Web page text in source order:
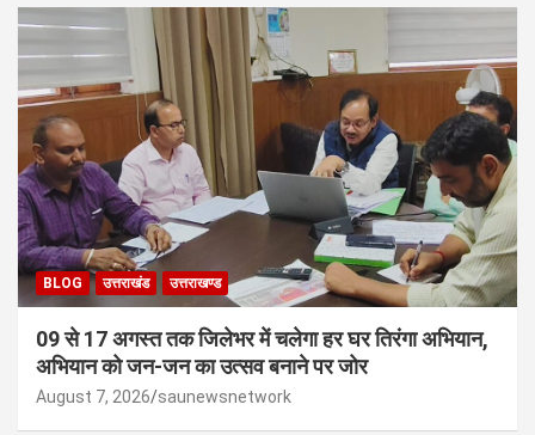
BLOG उत्तराखंड उत्तराखण्ड
09 से 17 अगस्त तक जिलेभर में चलेगा हर घर तिरंगा अभियान,
अभियान को जन-जन का उत्सव बनाने पर जोर
August 7, 2026 saunewsnetwork